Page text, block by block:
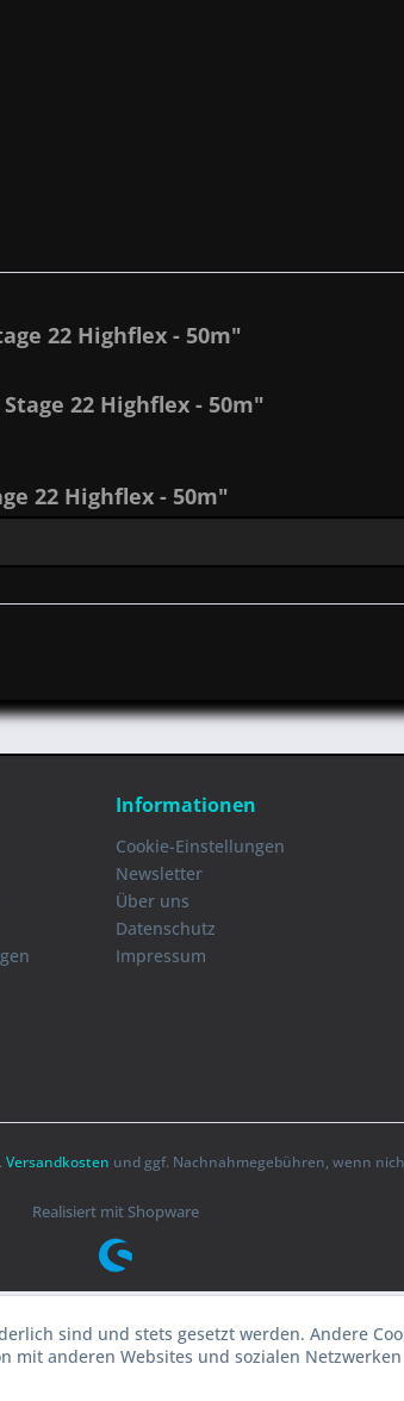
22 Highflex - 50m"
22 Highflex - 50m"
22 Highflex - 50m"
Informationen
Cookie-Einstellungen
Newsletter
Über uns
Datenschutz
Impressum
Versandkosten und ggf. Nachnahmegebühren, wenn
Realisiert mit Shopware
sind und stets gesetzt werden. Andere
anderen Websites und sozialen